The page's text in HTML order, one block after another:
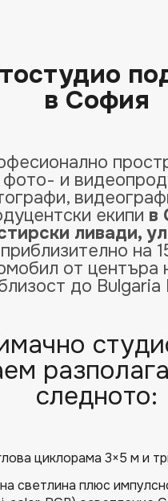
в София
фото- и
екипи в
ливади,
на
от центъра
до Bulgaria
следното:
циклорама 3×5 м и
светлина плюс